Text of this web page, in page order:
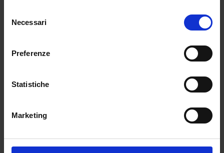
delNecessari
Preferenze
Statistiche
Marketing
Vi faccio un esempio concreto, così da capire
2024 l’Istat ha stimato che per la prima volta gli
politici hanno quindi sfruttato questo dato a loro
favore, millantando che fossero le loro politiche ad
però così facendo, hanno ignorato altri indicatori